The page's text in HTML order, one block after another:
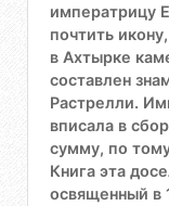
императрицу
почтить
в Ахтырке
составлен
Растрелли.
вписала в
сумму, по
Книга эта
освященный в